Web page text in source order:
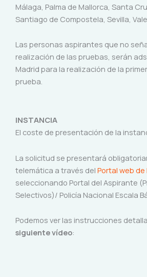
Málaga, Palma de Mallorca, Santa
Santiago de Compostela, Sevilla,
Las personas aspirantes que no
realización de las pruebas, serán
Madrid para la realización de la
prueba.
INSTANCIA
El coste de presentación de la
La solicitud se presentará
telemática a través del Portal web de
seleccionando Portal del Aspirante
Selectivos)/ Policía Nacional Escala
Podemos ver las instrucciones
siguiente vídeo: